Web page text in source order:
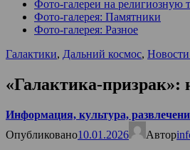
Фото-галереи на религиозную
Фото-галерея: Памятники
Фото-галерея: Разное
Галактики, Дальний космос,
«Галактика-призрак»:
Информация, культура,
Опубликовано10.01.2026 Автор